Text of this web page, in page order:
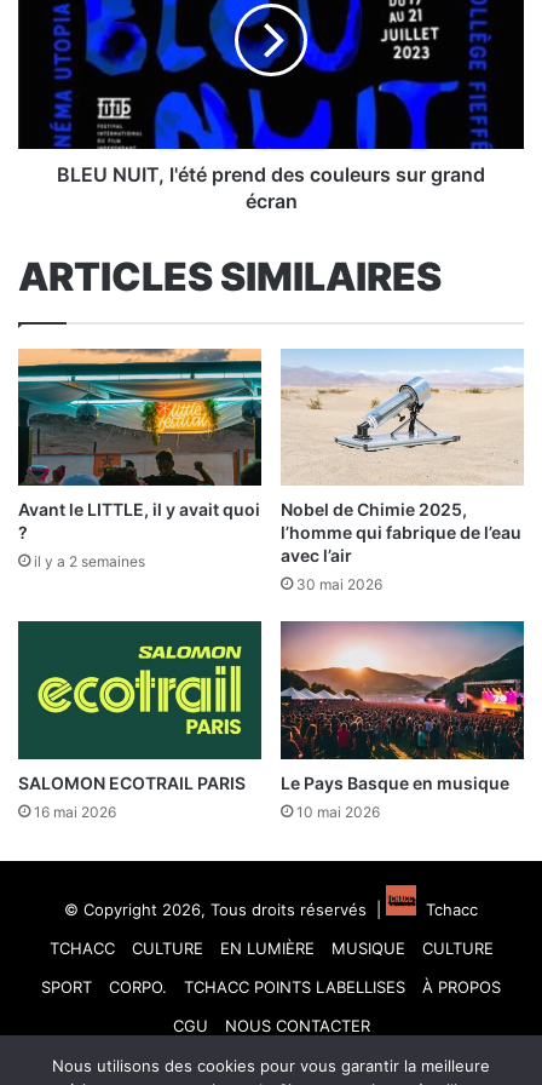
prend
couleurs
grand
écran
BLEU NUIT, l'été prend des couleurs sur grand
écran
ARTICLES SIMILAIRES
Avant le LITTLE, il y avait quoi
?
il y a 2 semaines
Nobel de Chimie 2025,
l’homme qui fabrique de l’eau
avec l’air
30 mai 2026
SALOMON ECOTRAIL PARIS
16 mai 2026
Le Pays Basque en musique
10 mai 2026
© Copyright 2026, Tous droits réservés |
Tchacc
TCHACC
CULTURE EN LUMIÈRE MUSIQUE
CULTURE
SPORT
CORPO. TCHACC POINTS LABELLISES
À PROPOS
CGU
NOUS CONTACTER
Nous utilisons des cookies pour vous garantir la meilleure